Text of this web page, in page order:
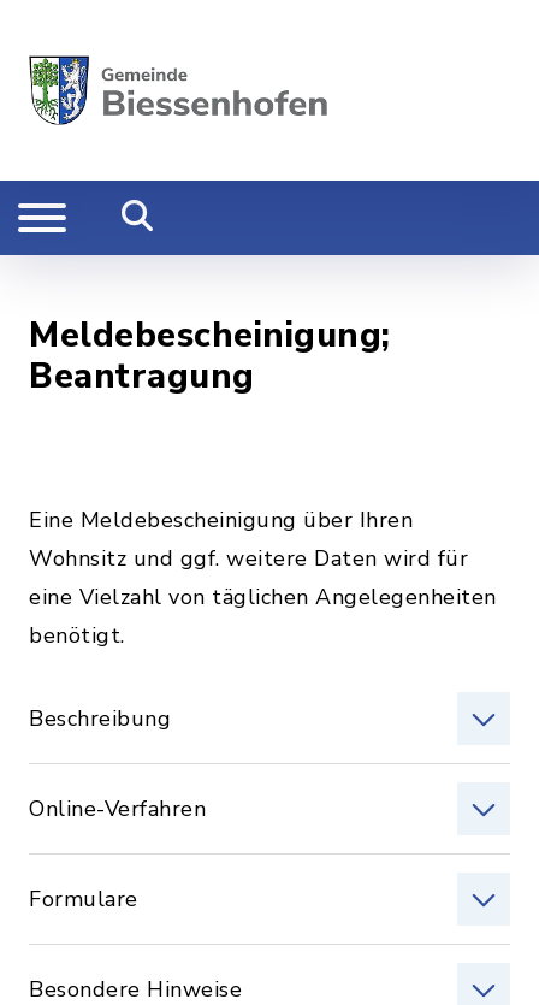
Meldebescheinigung;
Beantragung
Eine Meldebescheinigung über Ihren
Wohnsitz und ggf. weitere Daten wird für
eine Vielzahl von täglichen Angelegenheiten
benötigt.
Beschreibung
Online-Verfahren
Formulare
Besondere Hinweise